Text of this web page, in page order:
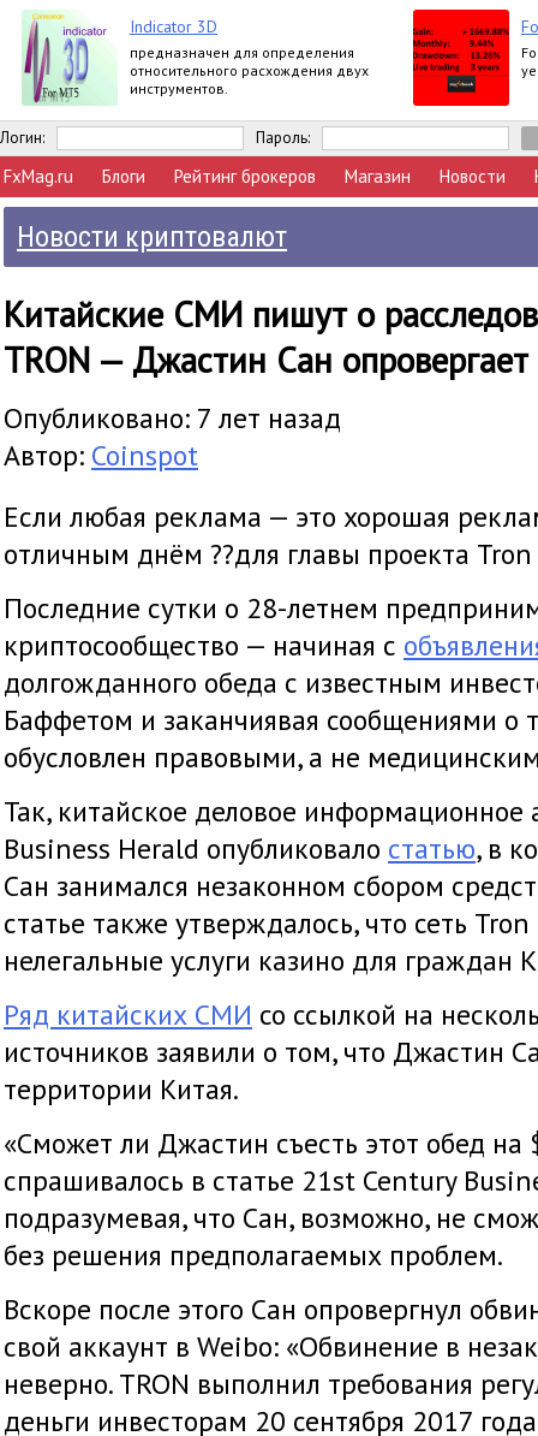
Indicator 3D
предназначен для определения
относительного расхождения двух
инструментов.
Логин: Пароль:
FxMag.ru Блоги Рейтинг брокеров Магазин Новости
Новости криптовалют
Китайские СМИ пишут о
TRON — Джастин Сан
Опубликовано: 7 лет назад
Автор: Coinspot
Если любая реклама — это хорошая
отличным днём ??для главы проекта
Последние сутки о 28-летнем
криптосообщество — начиная с
долгожданного обеда с известным
Баффетом и заканчиявая сообщениями о
обусловлен правовыми, а не
Так, китайское деловое информационное
Business Herald опубликовало статью, в
Сан занимался незаконном сбором
статье также утверждалось, что сеть
нелегальные услуги казино для граждан
Ряд китайских СМИ со ссылкой на
источников заявили о том, что Джастин
территории Китая.
«Сможет ли Джастин съесть этот обед на
спрашивалось в статье 21st Century
подразумевая, что Сан, возможно, не
без решения предполагаемых проблем.
Вскоре после этого Сан опровергнул
свой аккаунт в Weibo: «Обвинение в
неверно. TRON выполнил требования
деньги инвесторам 20 сентября 2017